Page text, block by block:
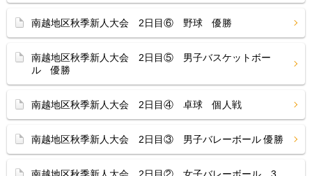
南越地区秋季新人大会 2日目⑥ 野球 優勝
南越地区秋季新人大会 2日目⑤ 男子バスケットボー
ル 優勝
南越地区秋季新人大会 2日目④ 卓球 個人戦
南越地区秋季新人大会 2日目③ 男子バレーボール 優勝